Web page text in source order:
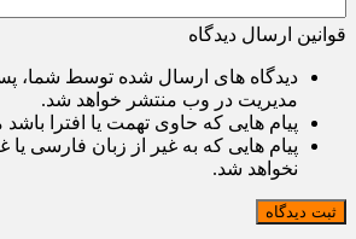
قوانین ارسال دیدگاه
دیدگاه های ارسال شده توسط شما، پس
مدیریت در وب منتشر خواهد شد.
پیام هایی که حاوی تهمت یا افترا
پیام هایی که به غیر از زبان فارسی یا
نخواهد شد.
ثبت دیدگاه